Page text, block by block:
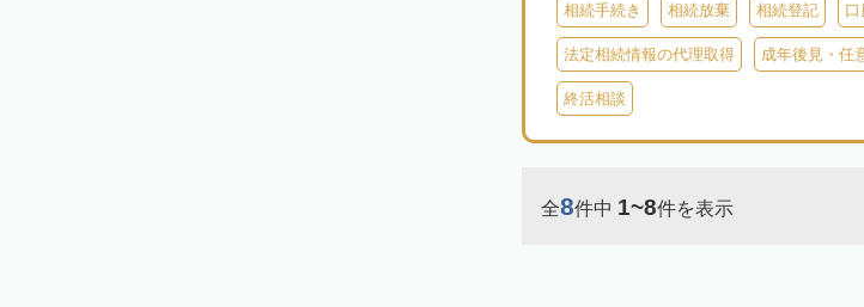
余市郡仁木町 余市郡余市町 余市郡
空知郡上富良野町 空知郡中富良野町
樺戸郡月形町
上川郡東神楽町 上川郡鷹栖町
相続手続き 相続放棄 相続登記
法定相続情報の代理取得 成年後見・任
終活相談
全8件中 1~8件を表示